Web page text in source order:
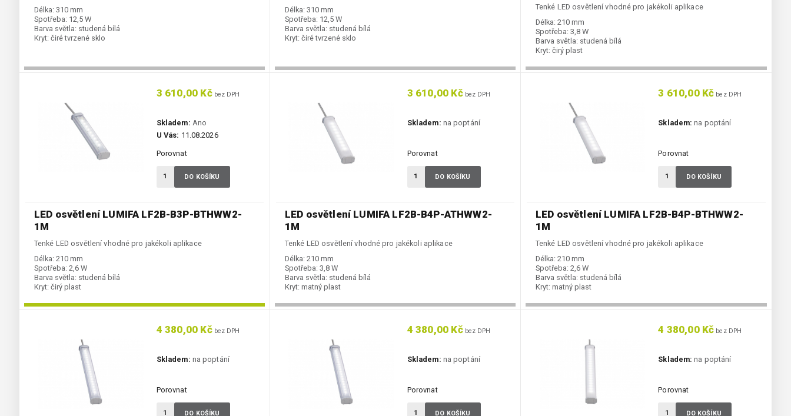
Délka: 310 mm
Spotřeba: 12,5 W
Barva světla: studená bílá
Kryt: čiré tvrzené sklo
Délka: 310 mm
Spotřeba: 12,5 W
Barva světla: studená bílá
Kryt: čiré tvrzené sklo
Tenké LED osvětlení vhodné pro jakékoli aplikace
Délka: 210 mm
Spotřeba: 3,8 W
Barva světla: studená bílá
Kryt: čirý plast
LED osvětlení LUMIFA LF2B-B3P-BTHWW2-
1M
Tenké LED osvětlení vhodné pro jakékoli aplikace
Délka: 210 mm
Spotřeba: 2,6 W
Barva světla: studená bílá
Kryt: čirý plast
3 610,00 Kčbez DPH
Skladem: Ano
U Vás: 11.08.2026
Porovnat
DO KOŠÍKU
LED osvětlení LUMIFA LF2B-B4P-ATHWW2-
1M
Tenké LED osvětlení vhodné pro jakékoli aplikace
Délka: 210 mm
Spotřeba: 3,8 W
Barva světla: studená bílá
Kryt: matný plast
3 610,00 Kčbez DPH
Skladem: na poptání
Porovnat
DO KOŠÍKU
LED osvětlení LUMIFA LF2B-B4P-BTHWW2-
1M
Tenké LED osvětlení vhodné pro jakékoli aplikace
Délka: 210 mm
Spotřeba: 2,6 W
Barva světla: studená bílá
Kryt: matný plast
3 610,00 Kč bez DPH
Skladem: na poptání
Porovnat
DO KOŠÍKU
4 380,00 Kčbez DPH
Skladem: na poptání
Porovnat
DO KOŠÍKU
4 380,00 Kčbez DPH
Skladem: na poptání
Porovnat
DO KOŠÍKU
4 380,00 Kč bez DPH
Skladem: na poptání
Porovnat
DO KOŠÍKU